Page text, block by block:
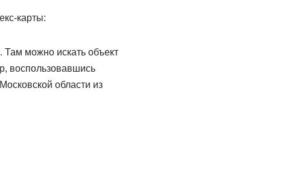
карты:
можно искать объект
воспользовавшись
области из